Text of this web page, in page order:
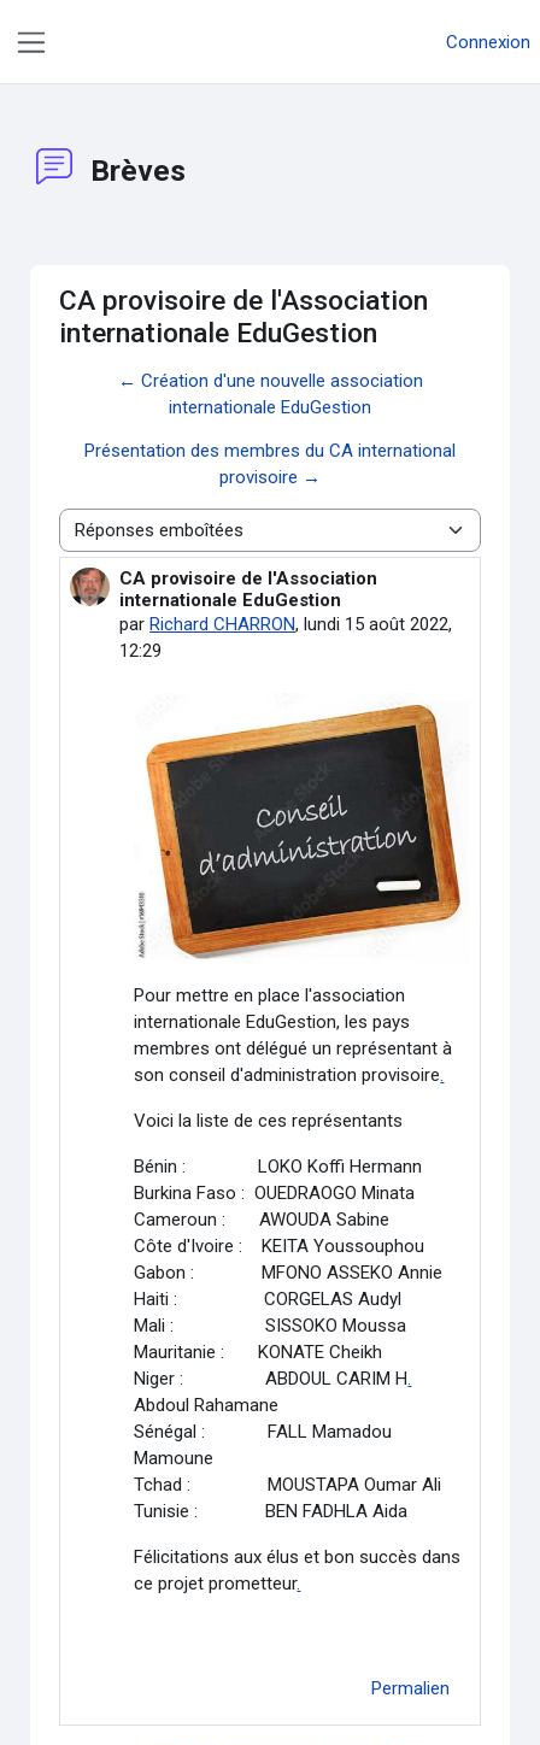
Connexion
Brèves
CA provisoire de l'Association
internationale EduGestion
← Création d'une nouvelle association
internationale EduGestion
Présentation des membres du CA international
provisoire →
Type d’affichage
CA provisoire de l'Association
internationale EduGestion
par Richard CHARRON, lundi 15 août 2022,
12:29
Nombre de réponses : 0
Pour mettre en place l'association
internationale EduGestion, les pays
membres ont délégué un représentant à
son conseil d'administration provisoire.
Voici la liste de ces représentants
Bénin : LOKO Koffi Hermann
Burkina Faso : OUEDRAOGO Minata
Cameroun : AWOUDA Sabine
Côte d'Ivoire : KEITA Youssouphou
Gabon : MFONO ASSEKO Annie
Haiti : CORGELAS Audyl
Mali : SISSOKO Moussa
Mauritanie : KONATE Cheikh
Niger : ABDOUL CARIM H.
Abdoul Rahamane
Sénégal : FALL Mamadou
Mamoune
Tchad : MOUSTAPA Oumar Ali
Tunisie : BEN FADHLA Aida
Félicitations aux élus et bon succès dans
ce projet prometteur.
Permalien